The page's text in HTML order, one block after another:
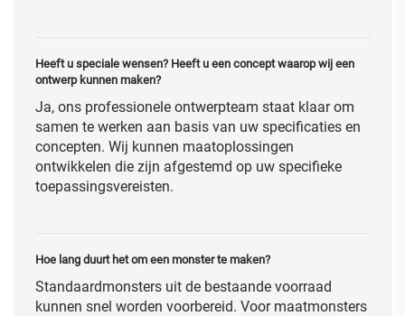
Heeft u speciale wensen? Heeft u een concept waarop wij een
ontwerp kunnen maken?
Ja, ons professionele ontwerpteam staat klaar om
samen te werken aan basis van uw specificaties en
concepten. Wij kunnen maatoplossingen
ontwikkelen die zijn afgestemd op uw specifieke
toepassingsvereisten.
Hoe lang duurt het om een monster te maken?
Standaardmonsters uit de bestaande voorraad
kunnen snel worden voorbereid. Voor maatmonsters